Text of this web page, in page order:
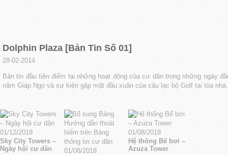
Dolphin Plaza [Bản Tin Số 01]
28-02-2014
Bản tin đầu tiên điểm lại những hoạt động của cư dân trong những ngày
năm Giáp Ngọ và sự kiện gặp mặt đầu xuân của câu lạc bộ Golf tại tòa nhà.
01/12/2018
Sky City Towers –
Ngày hội cư dân
01/08/2018
01/08/2018
Hệ thống Bể bơi –
Azuza Tower